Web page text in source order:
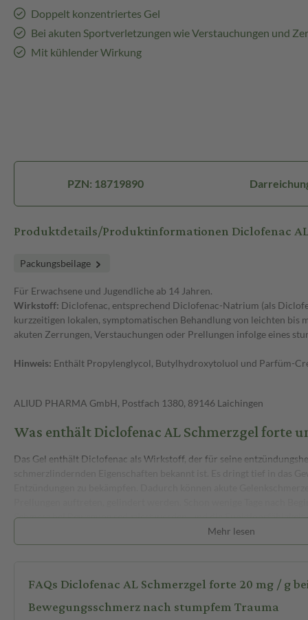
Doppelt konzentriertes Gel
Bei akuten Sportverletzungen wie Verstauchungen und
Mit kühlender Wirkung
PZN: 18719890
Produktdetails/Produktinformationen Diclofenac
Packungsbeilage
Für Erwachsene und Jugendliche ab 14 Jahren.
Wirkstoff: Diclofenac, entsprechend Diclofenac-Natrium (als
kurzzeitigen lokalen, symptomatischen Behandlung von leichten bis
akuten Zerrungen, Verstauchungen oder Prellungen infolge eines
Hinweis: Enthält Propylenglycol, Butylhydroxytoluol und Parfüm-
ALIUD PHARMA GmbH, Postfach 1380, 89146 Laichingen
Was enthält Diclofenac AL Schmerzgel forte
Das Gel enthält Diclofenac als Wirkstoff, der für seine
Schmerz bei Bewegung reduziert werden, und die Funktionsfähigkeit
akute Verletzung beeinträchtigt wurde, kann verbessert werden.
außerdem eine angenehm kühlende Wirkung und lässt sich leicht in
Wie wird Diclofenac AL Schmerzgel forte
Um Schmerzen den ganzen Tag über zu lindern, trägst du Diclofenac
Mehr lesen
FAQs Diclofenac AL Schmerzgel forte 20 mg / g
Bewegungsschmerz nach stumpfem Trauma